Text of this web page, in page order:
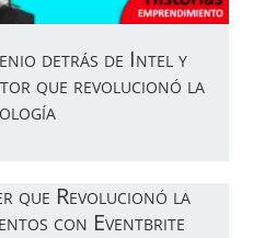
detrás de Intel y
que revolucionó la
que Revolucionó la
con Eventbrite